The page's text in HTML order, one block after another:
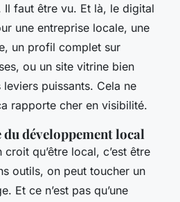
Il faut être vu. Et là, le digital
une entreprise locale, une
un profil complet sur
ou un site vitrine bien
puissants. Cela ne
rapporte cher en visibilité.
développement local
qu’être local, c’est être
outils, on peut toucher un
Et ce n’est pas qu’une